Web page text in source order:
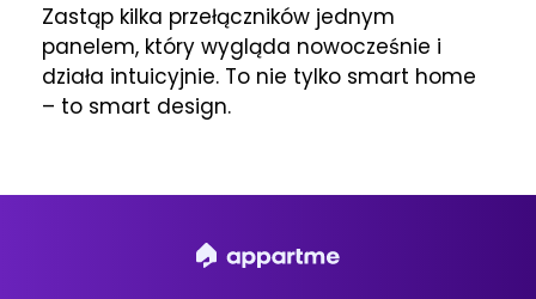
Zastąp kilka przełączników jednym
panelem, który wygląda nowocześnie i
działa intuicyjnie. To nie tylko smart home
– to smart design.